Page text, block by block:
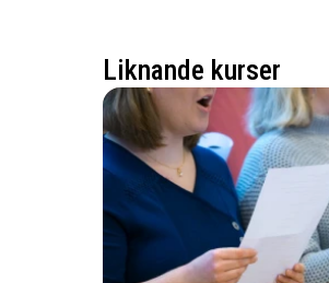
Liknande kurser